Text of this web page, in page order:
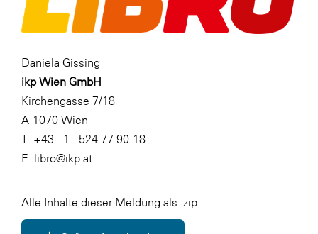
Daniela Gissing
ikp Wien GmbH
Kirchengasse 7/18
A-1070 Wien
T: +43 - 1 - 524 77 90-18
E: libro@ikp.at
Alle Inhalte dieser Meldung als .zip: